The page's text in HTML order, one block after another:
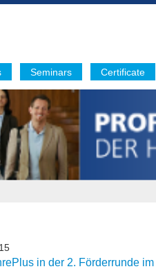
Seminars Certificate
in der 2. Förderrunde